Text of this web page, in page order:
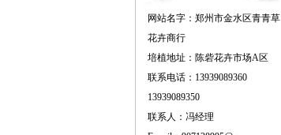
网站名字：郑州市金水区青青草
花卉商行
培植地址：陈砦花卉市场A区
联系电话：13939089360
13939089350
联系人：冯经理